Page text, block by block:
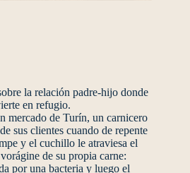
la relación padre-hijo donde
en refugio.
mercado de Turín, un carnicero
sus clientes cuando de repente
y el cuchillo le atraviesa el
de su propia carne:
por una bacteria y luego el